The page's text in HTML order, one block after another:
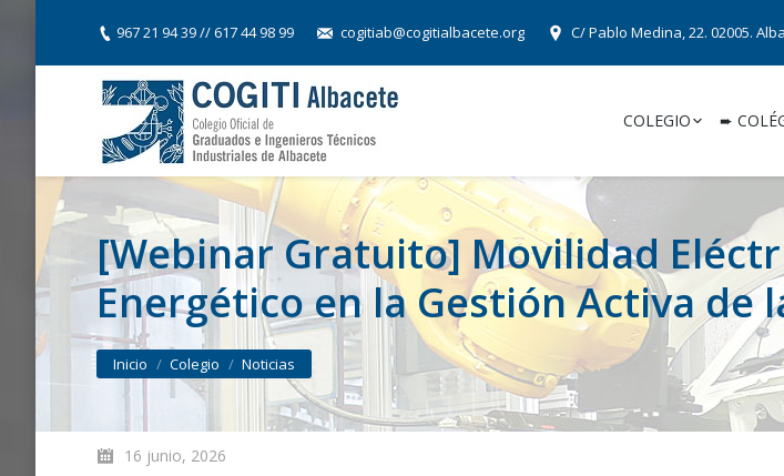
967 21 94 39 // 617 44 98 99 cogitiab@cogitialbacete.org C/ Pablo Medina, 22. 02005.
COLEGIO ➨
[Webinar Gratuito] Movilidad
Energético en la Gestión Activa de
You are here:
Inicio Colegio Noticias
16 junio, 2026